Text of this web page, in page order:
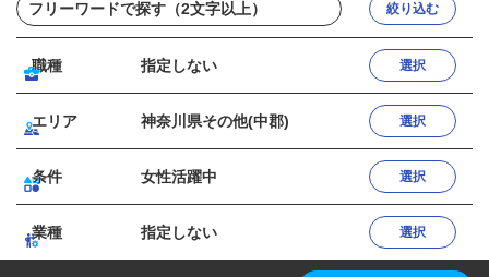
絞り込む
職種 指定しない 選択
エリア 神奈川県その他(中郡) 選択
条件 女性活躍中 選択
業種 指定しない 選択